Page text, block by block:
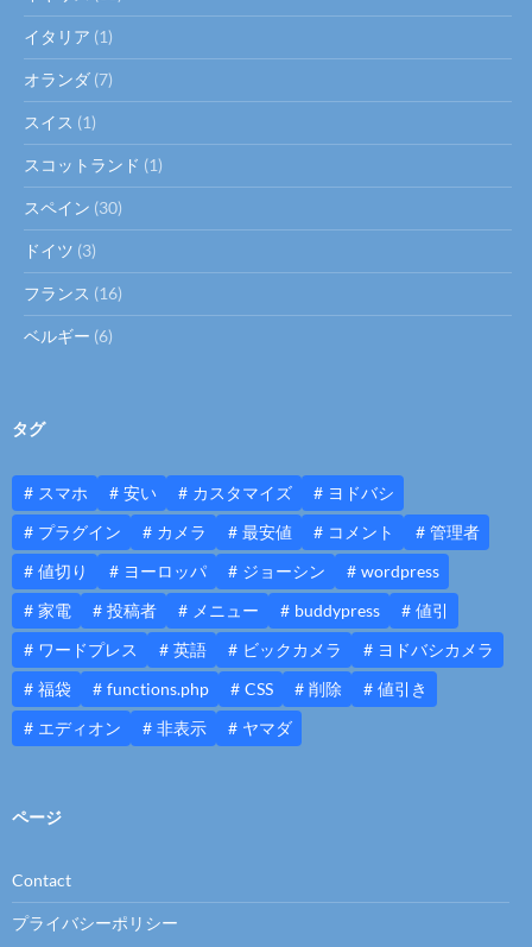
イタリア (1)
オランダ (7)
スイス (1)
スコットランド (1)
スペイン (30)
ドイツ (3)
フランス (16)
ベルギー (6)
タグ
スマホ 安い カスタマイズ
ヨドバシ
プラグイン
カメラ 最安値 コメント
管理者
値切り
ヨーロッパ ジョーシン
wordpress
家電
投稿者 メニュー buddypress
値引
ワードプレス
英語 ビックカメラ
ヨドバシカメラ
福袋
functions.php CSS 削除
値引き
エディオン
非表示 ヤマダ
ページ
Contact
プライバシーポリシー